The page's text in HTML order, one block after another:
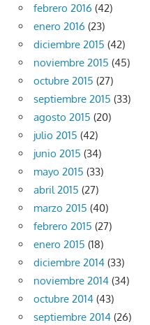
febrero 2016 (42)
enero 2016 (23)
diciembre 2015 (42)
noviembre 2015 (45)
octubre 2015 (27)
septiembre 2015 (33)
agosto 2015 (20)
julio 2015 (42)
junio 2015 (34)
mayo 2015 (33)
abril 2015 (27)
marzo 2015 (40)
febrero 2015 (27)
enero 2015 (18)
diciembre 2014 (33)
noviembre 2014 (34)
octubre 2014 (43)
septiembre 2014 (26)